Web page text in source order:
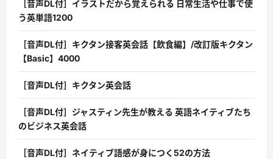
［音声DL付］イラストだから覚えられる 日常生活や仕事で使
う英単語1200
［音声DL付］キクタン接客英会話【飲食編】/改訂版キクタン
【Basic】4000
［音声DL付］キクタン英会話
［音声DL付］ジャスティン先生が教える 英語ネイティブたち
のビジネス英会話
［音声DL付］ネイティブ語感が身につく52の方法